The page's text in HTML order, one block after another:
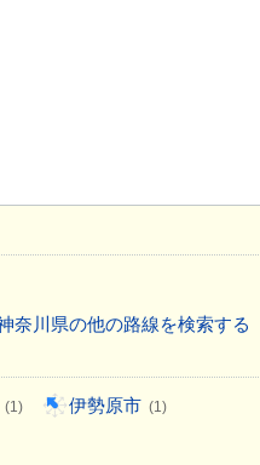
奈川県の他の路線を検索する
(1) 伊勢原市 (1)